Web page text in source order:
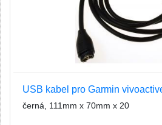
USB kabel pro Garmin
černá, 111mm x 70mm x 20